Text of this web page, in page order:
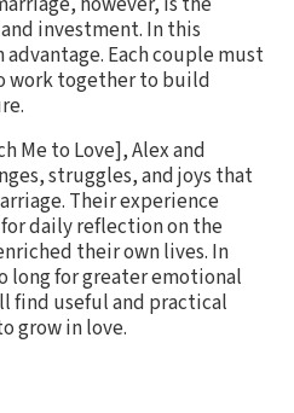
investment. In this
Each couple must
work together to build
Me to Love], Alex and
struggles, and joys that
Their experience
daily reflection on the
their own lives. In
long for greater emotional
find useful and practical
grow in love.